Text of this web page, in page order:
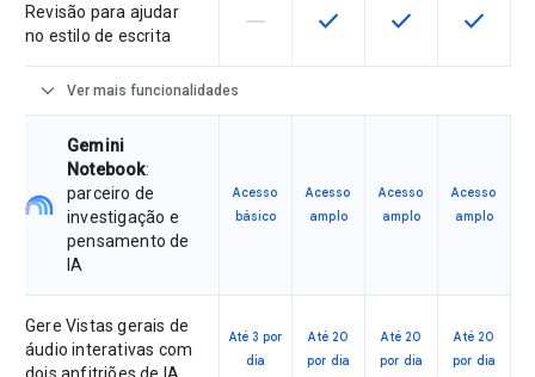
Revisão para ajudar
no estilo de escrita
Esta funcionalidade não é
horizontal_rule Esta funcionalidade está
check Esta
check Esta
check
expand_more Ver mais funcionalidades
Gemini
Notebook:
parceiro de
investigação e
pensamento de
IA
Acesso
básico
Acesso
amplo
Acesso
amplo
Acesso
amplo
Gere Vistas gerais de
áudio interativas com
Até 3 por
dia
Até 20
por dia
Até 20
por dia
Até 20
por dia